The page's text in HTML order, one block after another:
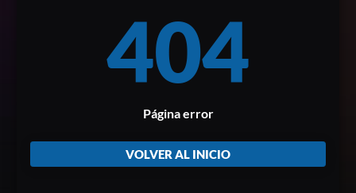
404
Página error
VOLVER AL INICIO